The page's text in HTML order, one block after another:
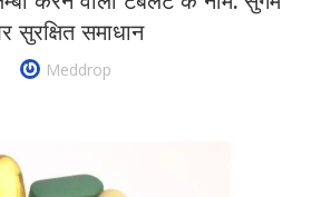
सुरक्षित समाधान
Meddrop